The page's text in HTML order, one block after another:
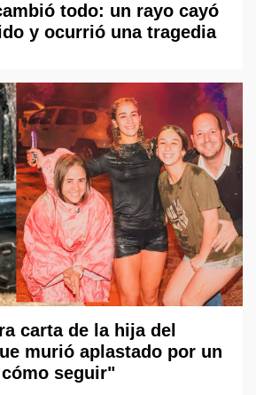
todo: un rayo cayó
y ocurrió una tragedia
carta de la hija del
murió aplastado por un
seguir"